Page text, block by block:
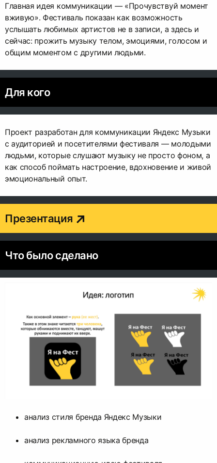
Главная идея коммуникации — «Прочувствуй момент
вживую». Фестиваль показан как возможность
услышать любимых артистов не в записи, а здесь и
сейчас: прожить музыку телом, эмоциями, голосом и
общим моментом с другими людьми.
Для кого
Проект разработан для коммуникации Яндекс Музыки
с аудиторией и посетителями фестиваля — молодыми
людьми, которые слушают музыку не просто фоном, а
как способ поймать настроение, вдохновение и живой
эмоциональный опыт.
Презентация
Что было сделано
анализ стиля бренда Яндекс Музыки
анализ рекламного языка бренда